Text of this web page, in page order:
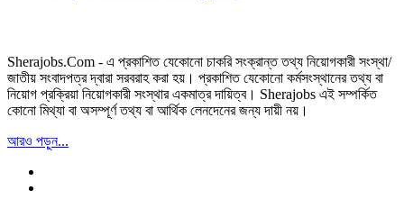
Sherajobs.Com - এ প্রকাশিত যেকোনো চাকরি সংক্রান্ত তথ্য নিয়োগকারী সংস্থা/
জাতীয় সংবাদপত্র দ্বারা সরবরাহ করা হয়। প্রকাশিত যেকোনো কর্মসংস্থানের তথ্য বা
নিয়োগ প্রক্রিয়া নিয়োগকারী সংস্থার একমাত্র দায়িত্ব। Sherajobs এই সম্পর্কিত
কোনো মিথ্যা বা অসম্পূর্ণ তথ্য বা আর্থিক লেনদেনের জন্য দায়ী নয়।
আরও পড়ুন...